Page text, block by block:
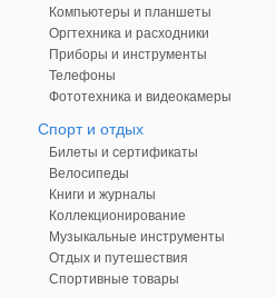
Компьютеры и планшеты
Оргтехника и расходники
Приборы и инструменты
Телефоны
Фототехника и видеокамеры
Спорт и отдых
Билеты и сертификаты
Велосипеды
Книги и журналы
Коллекционирование
Музыкальные инструменты
Отдых и путешествия
Спортивные товары